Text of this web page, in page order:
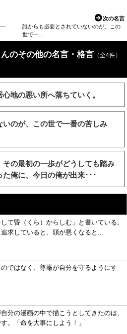
次の名言
誰からも必要とされていないのが、この
世で一...
のその他の名言・格言 （全4件）
地の悪い所へ落ちていく。
のが、この世で一番の苦しみ
の最初の一歩がどうしても踏み
俺に、今日の俺が出来･･･
て昏（くら）からしむ」と書いている。
求していると、頭が悪くなると...
ではなく、尊厳が自分を守るようにす
分の漫画の中で描こうとしてきたのは、
。「命を大事にしよう！」